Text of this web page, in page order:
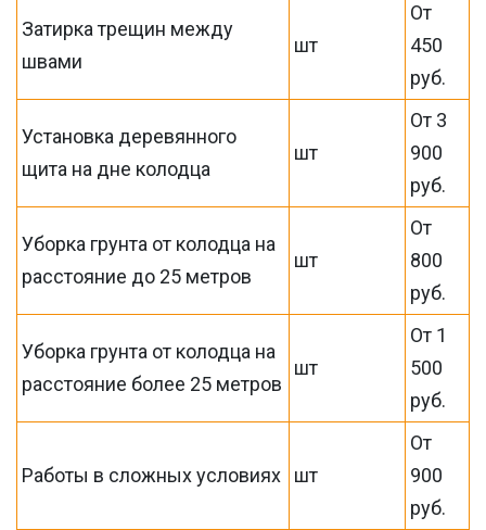
Затирка трещин между
швами
шт
От
450
руб.
Установка деревянного
щита на дне колодца
шт
От 3
900
руб.
Уборка грунта от колодца на
расстояние до 25 метров
шт
От
800
руб.
Уборка грунта от колодца на
расстояние более 25 метров
шт
От 1
500
руб.
Работы в сложных условиях шт
От
900
руб.